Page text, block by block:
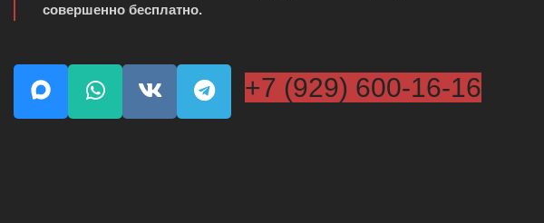
совершенно бесплатно.
+7 (929) 600-16-16